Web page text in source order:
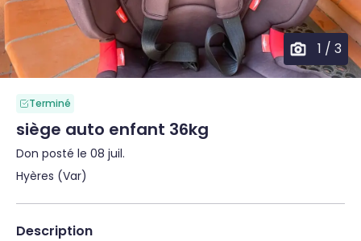
1 / 3
Terminé
siège auto enfant 36kg
Don posté le 08 juil.
Hyères (Var)
Description